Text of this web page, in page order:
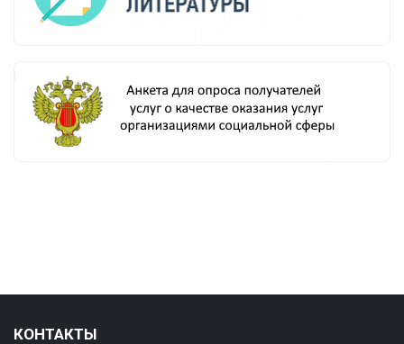
КОНТАКТЫ